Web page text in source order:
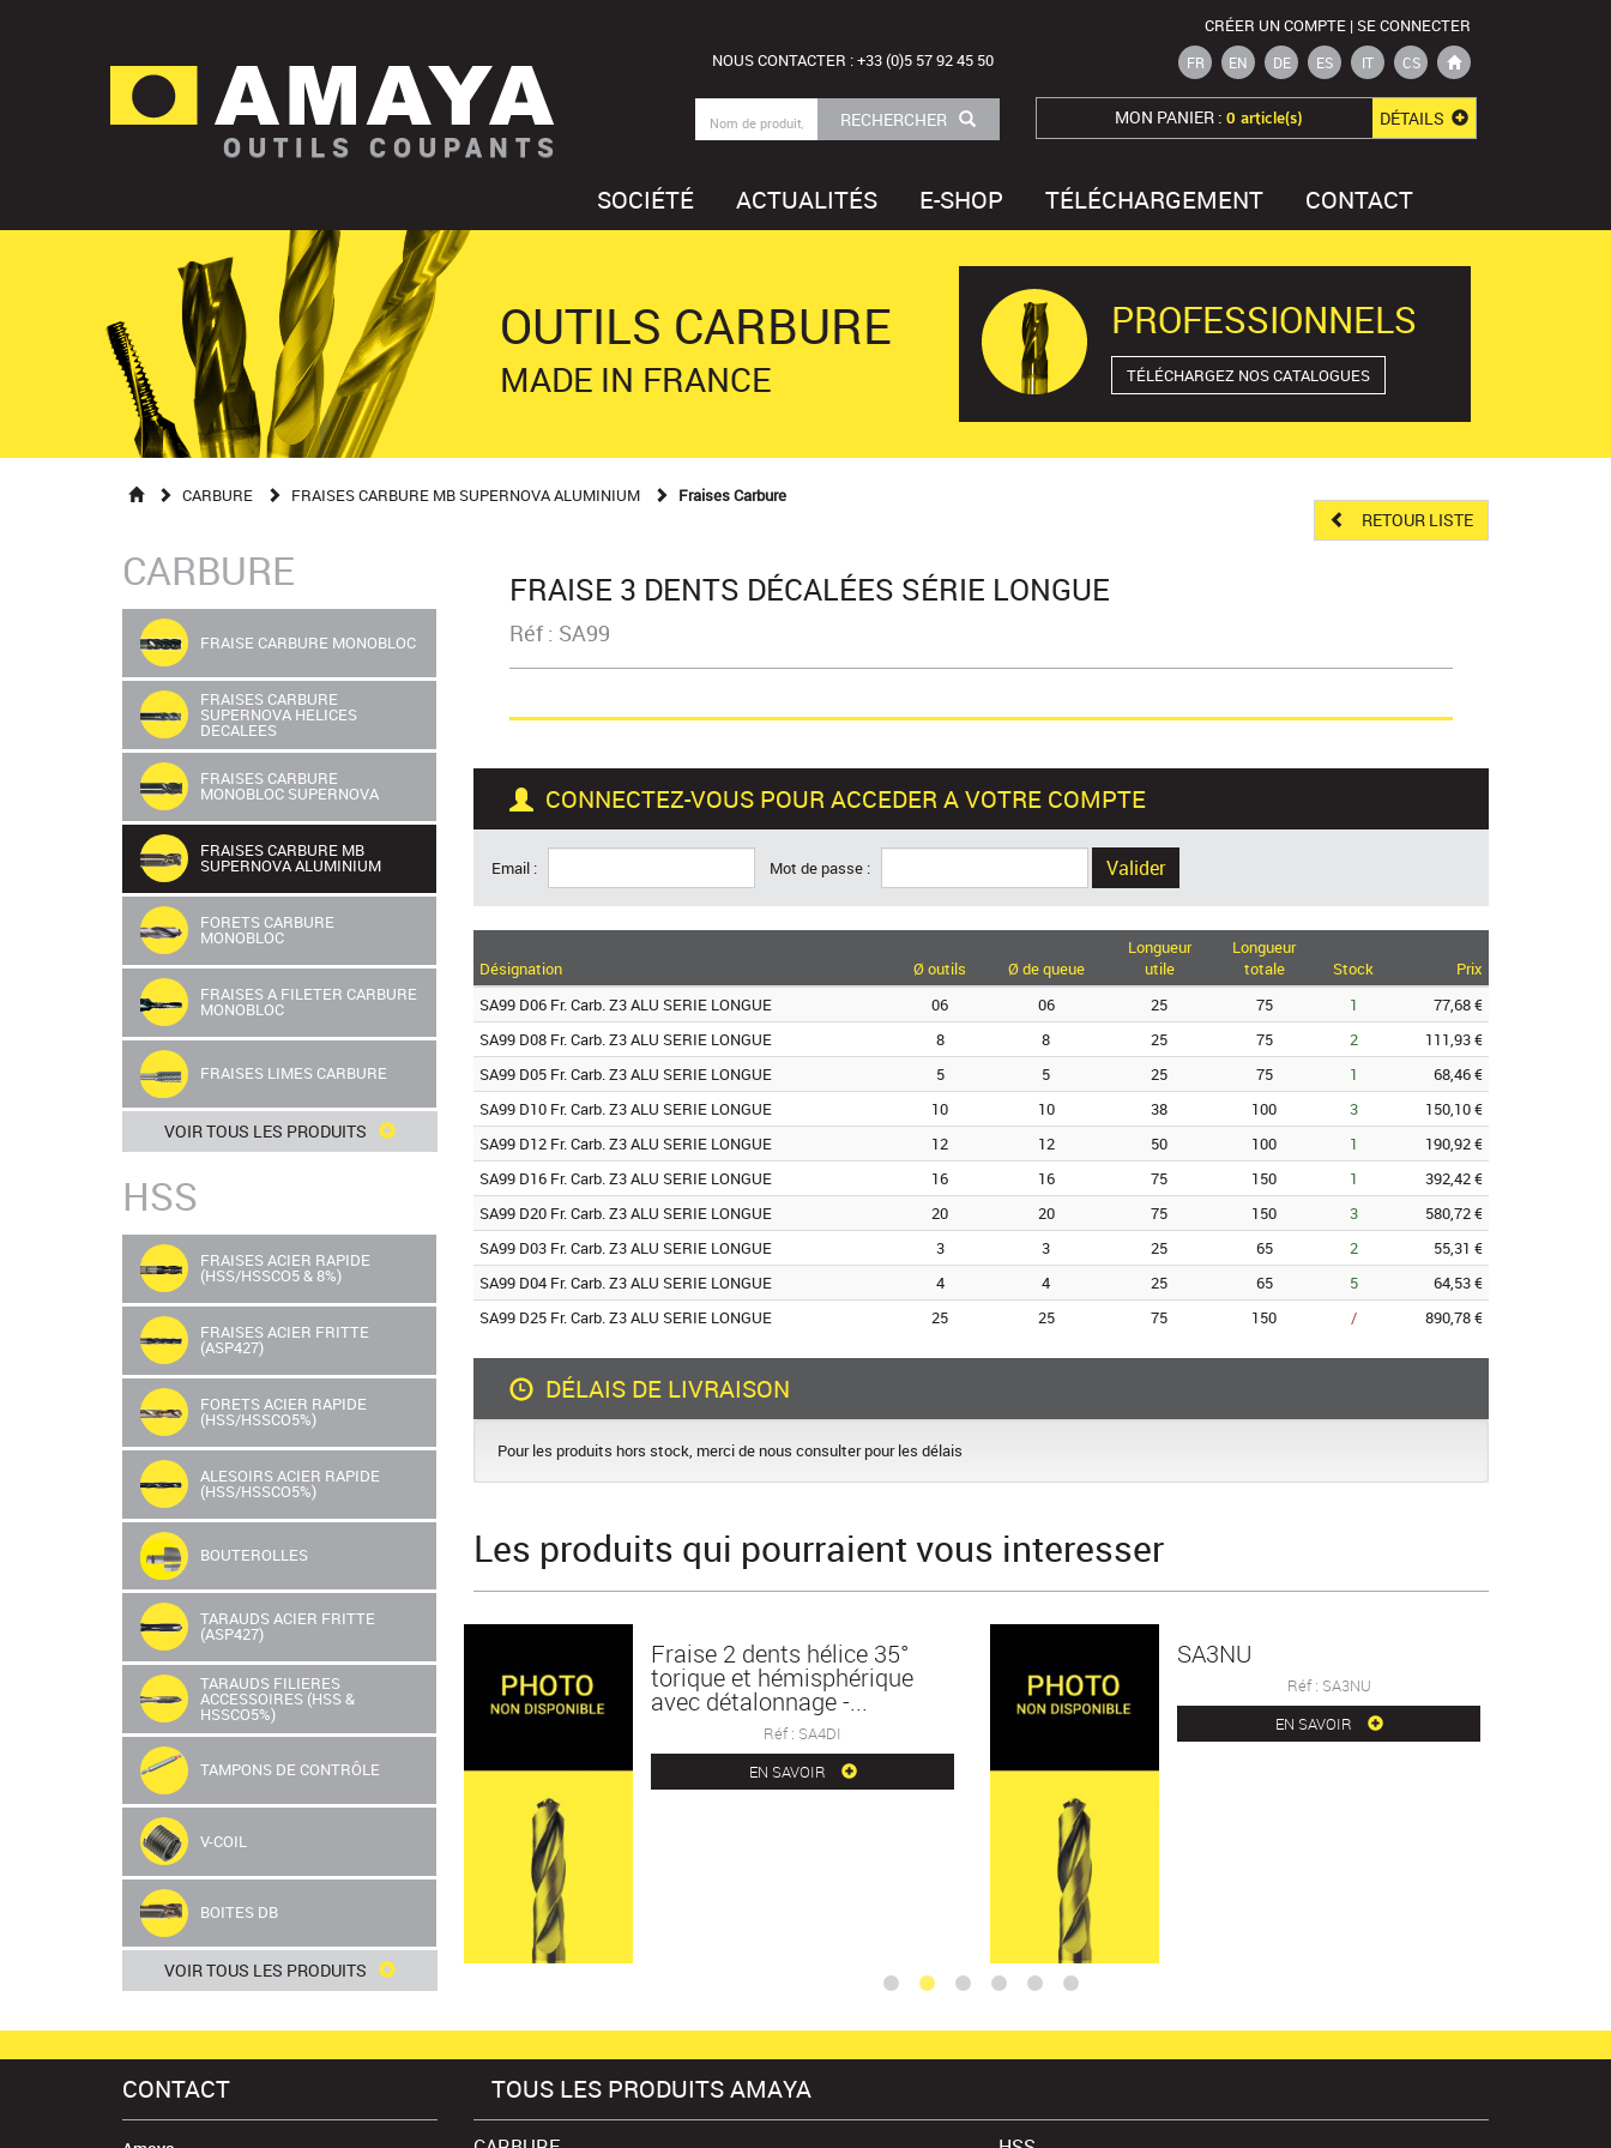
OUTILS COUPANTS
NOUS CONTACTER : +33 (0)5 57 92 45 50
RECHERCHER
CRÉER UN COMPTE | SE CONNECTER
FR EN DE ES IT CS
MON PANIER :0 article(s) DÉTAILS
SOCIÉTÉ ACTUALITÉS E-SHOP TÉLÉCHARGEMENT CONTACT
OUTILS CARBURE
MADE IN FRANCE
PROFESSIONNELS
TÉLÉCHARGEZ NOS CATALOGUES
CARBURE FRAISES CARBURE MB SUPERNOVA ALUMINIUM Fraises Carbure
RETOUR LISTE
CARBURE
FRAISE CARBURE MONOBLOC
FRAISES CARBURE
SUPERNOVA HELICES
DECALEES
FRAISES CARBURE
MONOBLOC SUPERNOVA
FRAISES CARBURE MB
SUPERNOVA ALUMINIUM
FORETS CARBURE
MONOBLOC
FRAISES A FILETER CARBURE
MONOBLOC
FRAISES LIMES CARBURE
VOIR TOUS LES PRODUITS
HSS
FRAISES ACIER RAPIDE
(HSS/HSSCO5 & 8%)
FRAISES ACIER FRITTE
(ASP427)
FORETS ACIER RAPIDE
(HSS/HSSCO5%)
ALESOIRS ACIER RAPIDE
(HSS/HSSCO5%)
BOUTEROLLES
TARAUDS ACIER FRITTE
(ASP427)
TARAUDS FILIERES
ACCESSOIRES (HSS &
HSSCO5%)
TAMPONS DE CONTRÔLE
V-COIL
BOITES DB
VOIR TOUS LES PRODUITS
FRAISE 3 DENTS DÉCALÉES SÉRIE LONGUE
Réf : SA99
CONNECTEZ-VOUS POUR ACCEDER A VOTRE COMPTE
Email : Mot de passe : Valider
Désignation Ø outils Ø de queue
Longueur
utile
Longueur
totale
Stock
Prix
SA99 D06 Fr. Carb. Z3 ALU SERIE LONGUE
06 06 25 75 1
77,68 €
SA99 D08 Fr. Carb. Z3 ALU SERIE LONGUE
8 8 25 75 2
111,93 €
SA99 D05 Fr. Carb. Z3 ALU SERIE LONGUE
5 5 25 75 1
68,46 €
SA99 D10 Fr. Carb. Z3 ALU SERIE LONGUE
10 10 38 100 3
150,10 €
SA99 D12 Fr. Carb. Z3 ALU SERIE LONGUE
12 12 50 100 1
190,92 €
SA99 D16 Fr. Carb. Z3 ALU SERIE LONGUE
16 16 75 150 1
392,42 €
SA99 D20 Fr. Carb. Z3 ALU SERIE LONGUE
20 20 75 150 3
580,72 €
SA99 D03 Fr. Carb. Z3 ALU SERIE LONGUE
3 3 25 65 2
55,31 €
SA99 D04 Fr. Carb. Z3 ALU SERIE LONGUE
4 4 25 65 5
64,53 €
SA99 D25 Fr. Carb. Z3 ALU SERIE LONGUE
25 25 75 150 / 890,78 €
DÉLAIS DE LIVRAISON
Pour les produits hors stock, merci de nous consulter pour les délais
Les produits qui pourraient vous interesser
SA64NU
Réf : SA64NU
EN SAVOIR
Fraise 2 dents hélice 35°
torique et hémisphérique
avec détalonnage -...
Réf : SA4DI
EN SAVOIR
SA3NU
Réf : SA3NU
EN SAVOIR
CONTACT TOUS LES PRODUITS AMAYA